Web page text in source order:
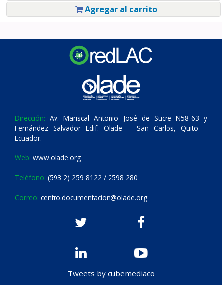
Agregar al carrito
Dirección: Av. Mariscal Antonio José de Sucre N58-63 y
Fernández Salvador Edif. Olade – San Carlos, Quito –
Ecuador.
Web: www.olade.org
Teléfono: (593 2) 259 8122 / 2598 280
Correo: centro.documentacion@olade.org
Tweets by cubemediaco